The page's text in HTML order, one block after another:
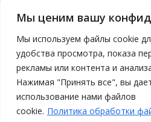
Мы ценим вашу
Мы используем файлы cookie
удобства просмотра, показа
рекламы или контента и
Нажимая "Принять все", вы
использование нами файлов
cookie. Политика обработки
(Отзывов:18)
О магазине / Каталог
Оплата и